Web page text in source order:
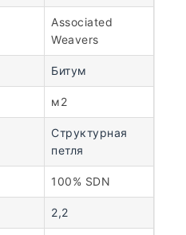
Associated
Weavers
Битум
м2
Структурная
петля
100% SDN
2,2